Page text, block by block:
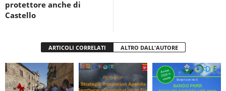
protettore anche di
Castello
ARTICOLI CORRELATI ALTRO DALL'AUTORE